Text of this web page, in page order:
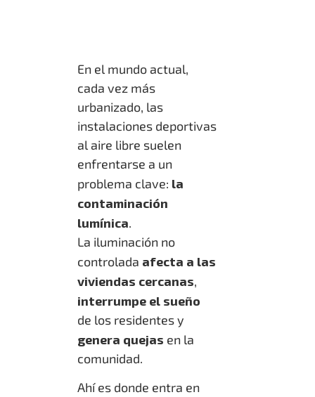
En el mundo actual,
cada vez más
urbanizado, las
instalaciones deportivas
al aire libre suelen
enfrentarse a un
problema clave: la
contaminación
lumínica.
La iluminación no
controlada afecta a las
viviendas cercanas,
interrumpe el sueño
de los residentes y
genera quejas en la
comunidad.
Ahí es donde entra en